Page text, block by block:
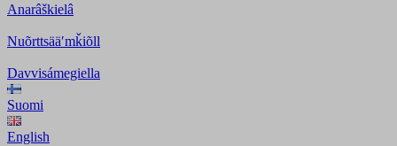
Anarâškielâ
Nuõrttsääʹmǩiõll
Davvisámegiella
Suomi
English